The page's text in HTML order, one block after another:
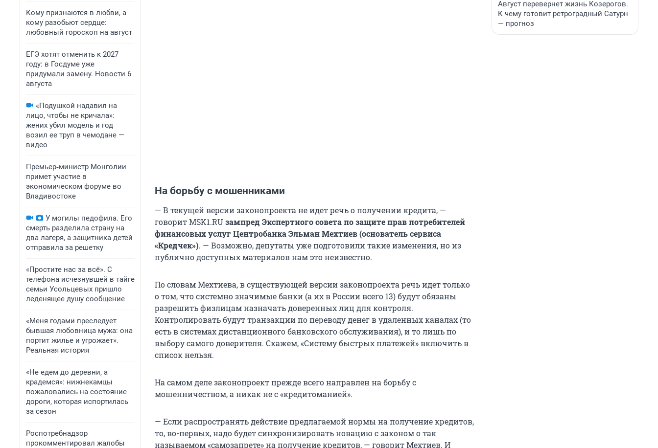
Кому признаются в любви, а
кому разобьют сердце:
любовный гороскоп на август
ЕГЭ хотят отменить к 2027
году: в Госдуме уже
придумали замену. Новости 6
августа
«Подушкой надавил на
лицо, чтобы не кричала»:
жених убил модель и год
возил ее труп в чемодане —
видео
Премьер‑министр Монголии
примет участие в
экономическом форуме во
Владивостоке
У могилы педофила. Его
смерть разделила страну на
два лагеря, а защитника детей
отправила за решетку
«Простите нас за всё». С
телефона исчезнувшей в тайге
семьи Усольцевых пришло
леденящее душу сообщение
«Меня годами преследует
бывшая любовница мужа: она
портит жилье и угрожает».
Реальная история
«Не едем до деревни, а
крадемся»: нижнекамцы
пожаловались на состояние
дороги, которая испортилась
за сезон
Роспотребнадзор
прокомментировал жалобы
На борьбу с мошенниками
— В текущей версии законопроекта не идет речь о получении кредита, —
говорит MSK1.RUзампред Экспертного совета по защите прав потребителей
финансовых услуг Центробанка Эльман Мехтиев (основатель сервиса
«Кредчек»). — Возможно, депутаты уже подготовили такие изменения, но из
публично доступных материалов нам это неизвестно.
По словам Мехтиева, в существующей версии законопроекта речь идет только
о том, что системно значимые банки (а их в России всего 13) будут обязаны
разрешить физлицам назначать доверенных лиц для контроля.
Контролировать будут транзакции по переводу денег в удаленных каналах (то
есть в системах дистанционного банковского обслуживания), и то лишь по
выбору самого доверителя. Скажем, «Систему быстрых платежей» включить в
список нельзя.
На самом деле законопроект прежде всего направлен на борьбу с
мошенничеством, а никак не с «кредитоманией».
— Если распространять действие предлагаемой нормы на получение кредитов,
то, во-первых, надо будет синхронизировать новацию с законом о так
называемом «самозапрете» на получение кредитов, — говорит Мехтиев. И
Август перевернет жизнь Козерогов.
К чему готовит ретроградный Сатурн
— прогноз